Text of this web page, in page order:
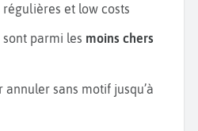
régulières et low costs
sont parmi les moins chers
annuler sans motif jusqu’à